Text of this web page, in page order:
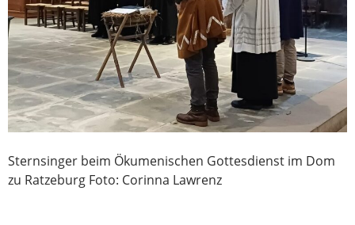
Sternsinger beim Ökumenischen Gottesdienst im Dom
zu Ratzeburg Foto: Corinna Lawrenz